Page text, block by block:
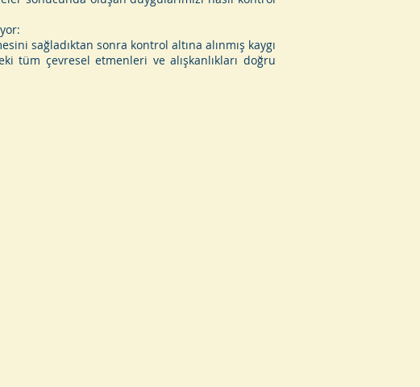
sağladıktan sonra kontrol altına alınmış kaygı
tüm çevresel etmenleri ve alışkanlıkları doğru